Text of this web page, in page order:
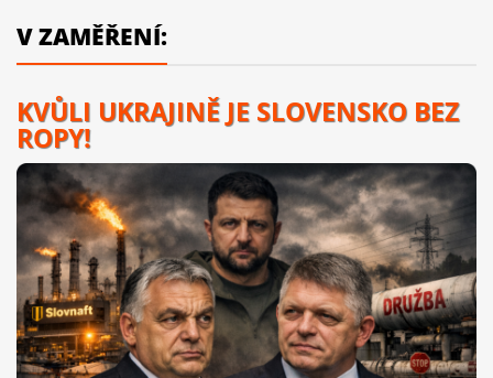
V ZAMĚŘENÍ:
KVŮLI UKRAJINĚ JE SLOVENSKO BEZ
ROPY!